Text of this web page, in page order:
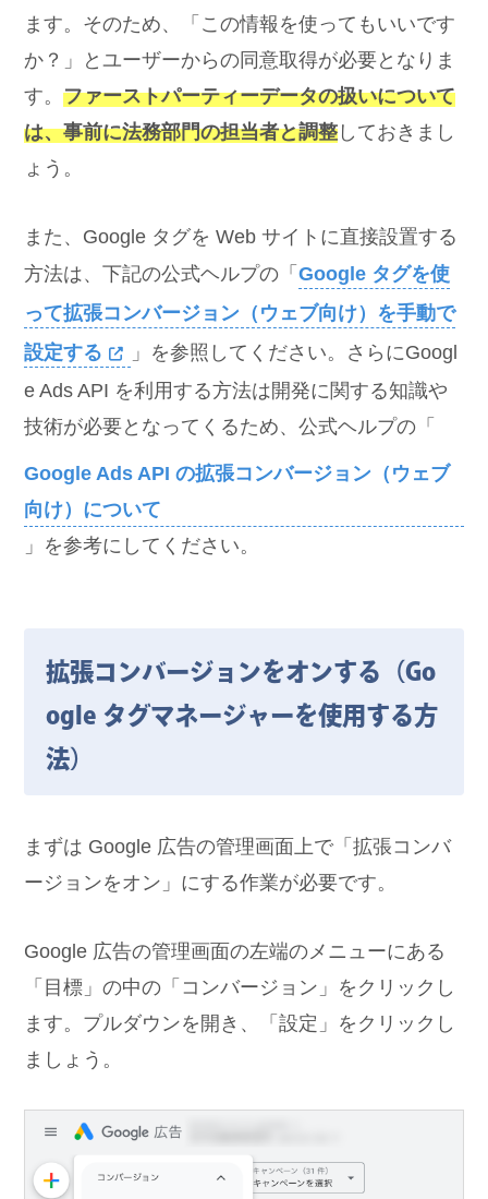
ます。そのため、「この情報を使ってもいいです
か？」とユーザーからの同意取得が必要となりま
す。ファーストパーティーデータの扱いについて
は、事前に法務部門の担当者と調整しておきまし
ょう。
また、Google タグを Web サイトに直接設置する
方法は、下記の公式ヘルプの「Google タグを使
って拡張コンバージョン（ウェブ向け）を手動で
設定する
」を参照してください。さらにGoogl
e Ads API を利用する方法は開発に関する知識や
技術が必要となってくるため、公式ヘルプの「
Google Ads API の拡張コンバージョン（ウェブ
向け）について
」を参考にしてください。
拡張コンバージョンをオンする（Go
ogle タグマネージャーを使用する方
法）
まずは Google 広告の管理画面上で「拡張コンバ
ージョンをオン」にする作業が必要です。
Google 広告の管理画面の左端のメニューにある
「目標」の中の「コンバージョン」をクリックし
ます。プルダウンを開き、「設定」をクリックし
ましょう。